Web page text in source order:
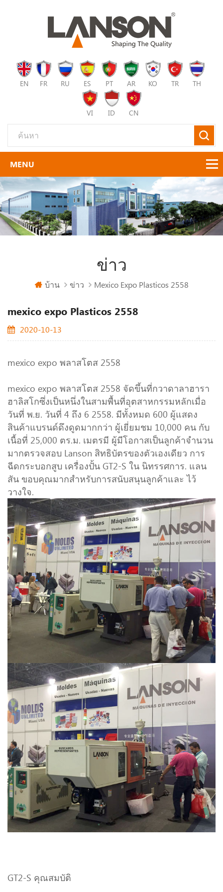
EN FR RU ES PT AR KO TR TH
VI ID CN
ข่าว
บ้าน ข่าว Mexico Expo Plasticos 2558
mexico expo Plasticos 2558
2020-10-13
mexico expo พลาสโตส 2558
mexico expo พลาสโตส 2558 จัดขึ้นที่กวาดาลาฮารา
ฮาลิสโกซึ่งเป็นหนึ่งในสามพื้นที่อุตสาหกรรมหลักเมื่อ
วันที่ พ.ย. วันที่ 4 ถึง 6 2558. มีทั้งหมด 600 ผู้แสดง
สินค้าแบรนด์ดึงดูดมากกว่า ผู้เยี่ยมชม 10,000 คน กับ
เนื้อที่ 25,000 ตร.ม. เมตรมี ผู้มีโอกาสเป็นลูกค้าจำนวน
มากตรวจสอบ Lanson สิทธิบัตรของตัวเองเดียว การ
ฉีดกระบอกสูบ เครื่องปั้น GT2-S ใน นิทรรศการ. แลน
สัน ขอบคุณมากสำหรับการสนับสนุนลูกค้าและ ไว้
วางใจ.
GT2-S คุณสมบัติ